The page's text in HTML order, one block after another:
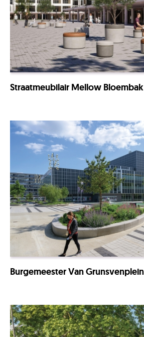
Straatmeubilair Mellow
Burgemeester Van